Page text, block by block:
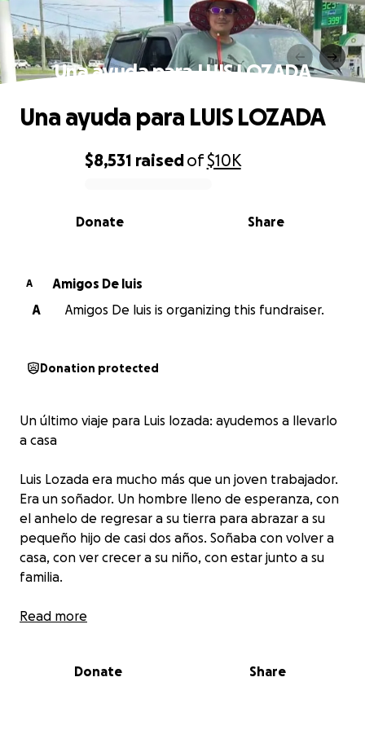
Una ayuda para LUIS LOZADA
0% complete
$8,531 raisedof$10K
Share
Donate
Una ayuda para LUIS LOZADA
A
Amigos De luis
A
Amigos De luis is organizing this fundraiser.
Donation protected
Un último viaje para Luis lozada: ayudemos a llevarlo
a casa
Luis Lozada era mucho más que un joven trabajador.
Era un soñador. Un hombre lleno de esperanza, con
el anhelo de regresar a su tierra para abrazar a su
pequeño hijo de casi dos años. Soñaba con volver a
casa, con ver crecer a su niño, con estar junto a su
familia.
Pero la vida cambió en un instante.
sueño, el vehículo le cayó encima. Luis fue
Read more
Donate Share